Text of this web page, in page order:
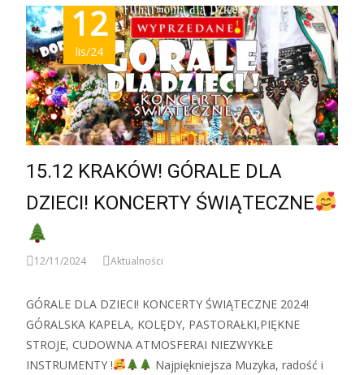
12
lis/24
15.12 KRAKÓW! GÓRALE DLA
DZIECI! KONCERTY ŚWIĄTECZNE
12/11/2024 Aktualności
GÓRALE DLA DZIECI! KONCERTY ŚWIĄTECZNE 2024!
GÓRALSKA KAPELA, KOLĘDY, PASTORAŁKI,PIĘKNE
STROJE, CUDOWNA ATMOSFERAI NIEZWYKŁE
INSTRUMENTY !
Najpiękniejsza Muzyka, radość i